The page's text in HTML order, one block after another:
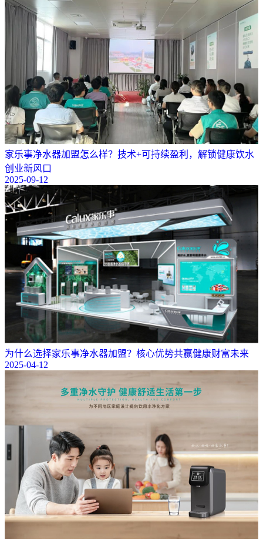
​家乐事净水器加盟怎么样？技术+可持续盈利，解锁健康饮水
创业新风口
2025-09-12
为什么选择家乐事净水器加盟？核心优势共赢健康财富未来
2025-04-12